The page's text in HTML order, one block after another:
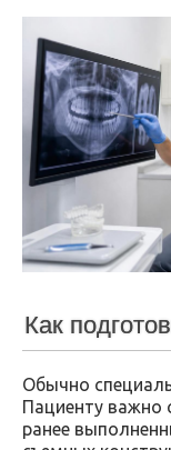
Как
Обычно
Пациенту важно
ранее